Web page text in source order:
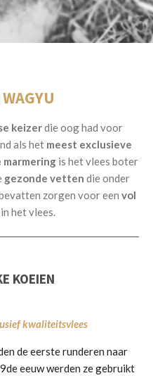
keizerdie oog had voor
als het meest exclusieve
marmeringis het vlees boter
gezonde vetten die onder
zorgen voor een vol
het vlees.
KOEIEN
kwaliteitsvlees
de eerste runderen naar
eeuw werden ze gebruikt